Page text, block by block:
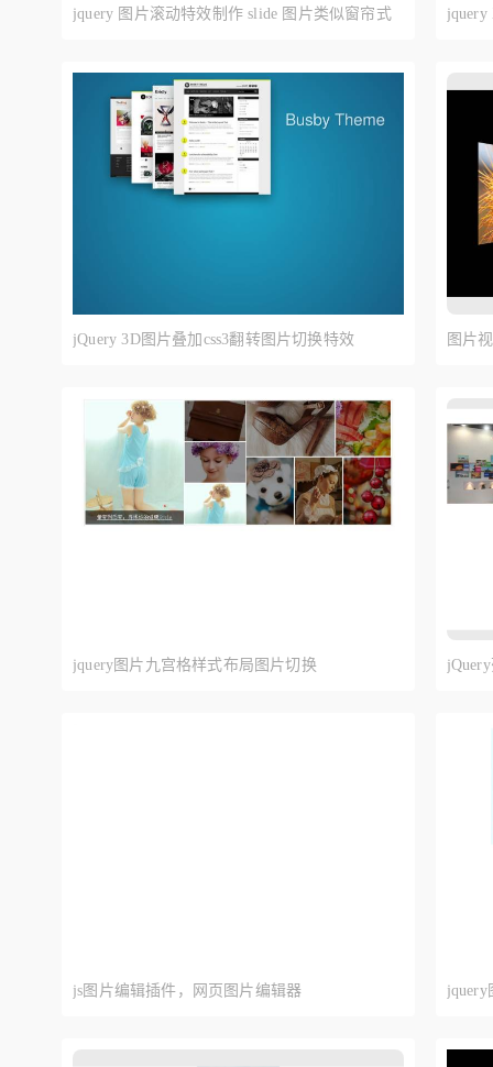
jquery 图片滚动特效制作 slide 图片类似窗帘式
jQuery 3D图片叠加css3翻转图片切换特效 图片
jquery图片九宫格样式布局图片切换
js图片编辑插件，网页图片编辑器